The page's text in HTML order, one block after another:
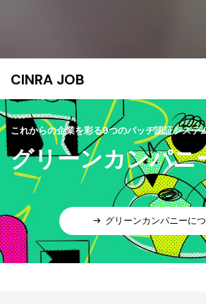
CINRA JOB
これからの企業を彩る9つのバッヂ認証システ
グリーンカンパニ
グリーンカンパニーに